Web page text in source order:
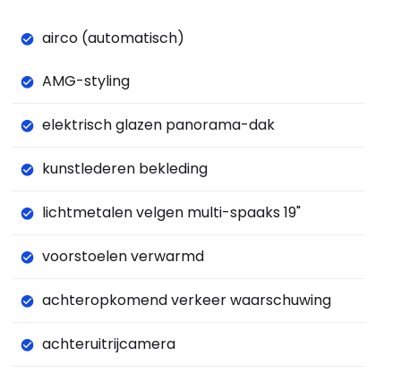
airco (automatisch)
AMG-styling
elektrisch glazen panorama-dak
kunstlederen bekleding
lichtmetalen velgen multi-spaaks 19"
voorstoelen verwarmd
achteropkomend verkeer waarschuwing
achteruitrijcamera